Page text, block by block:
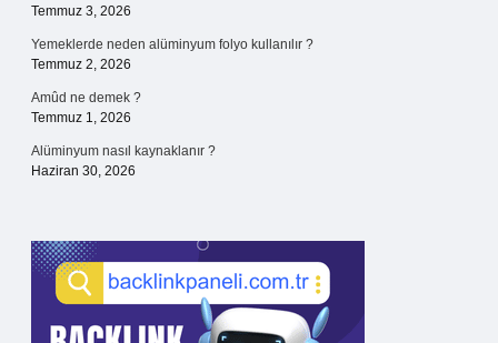
Temmuz 3, 2026
Yemeklerde neden alüminyum folyo kullanılır ?
Temmuz 2, 2026
Amûd ne demek ?
Temmuz 1, 2026
Alüminyum nasıl kaynaklanır ?
Haziran 30, 2026